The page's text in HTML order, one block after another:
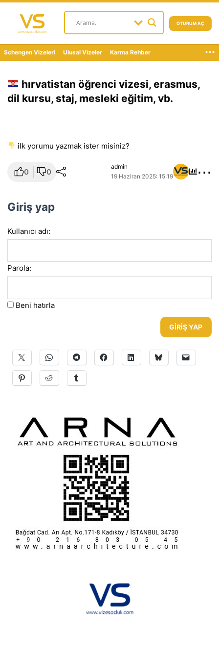
OTURUM AÇ
Schengen Vizeleri Ulusal Vizeler Karma Rehber ...
hırvatistan öğrenci vizesi, erasmus,
dil kursu, staj, mesleki eğitim, vb.
i̇lk yorumu yazmak ister misiniz?
0 0
admin
19 Haziran 2025: 15:19
⋯
Giriş yap
Kullanıcı adı:
Parola:
Beni hatırla
GIRIŞ YAP